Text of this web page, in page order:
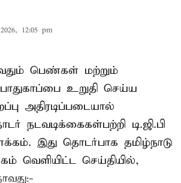
12:05 pm
பெண்கள் மற்றும்
உறுதி செய்ய
அதிரடிப்படையால்
நடவடிக்கைகள்பற்றி டி.ஜி.பி
இது தொடர்பாக தமிழ்நாடு
வெளியிட்ட செய்தியில்,